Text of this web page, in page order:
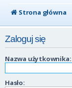
Strona główna
Zaloguj się
Nazwa użytkownika:
Hasło: